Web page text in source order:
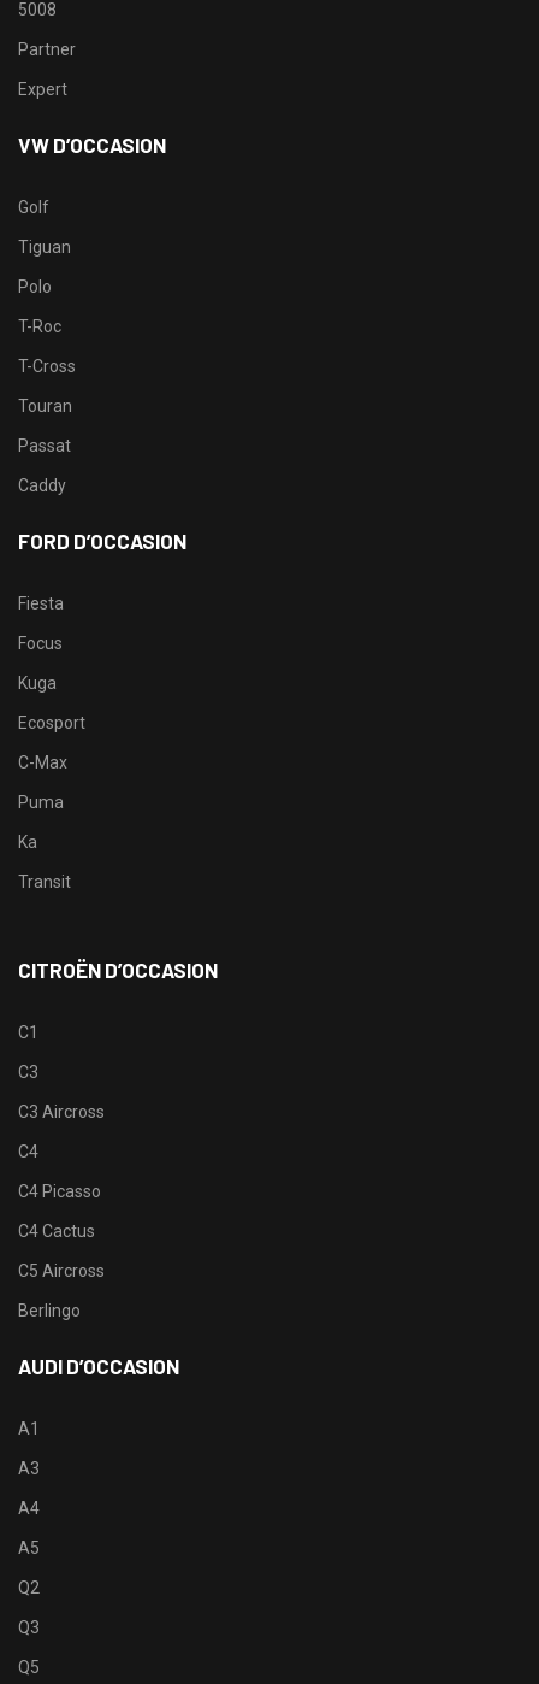
5008
Partner
Expert
VW D’OCCASION
Golf
Tiguan
Polo
T-Roc
T-Cross
Touran
Passat
Caddy
FORD D’OCCASION
Fiesta
Focus
Kuga
Ecosport
C-Max
Puma
Ka
Transit
CITROËN D’OCCASION
C1
C3
C3 Aircross
C4
C4 Picasso
C4 Cactus
C5 Aircross
Berlingo
AUDI D’OCCASION
A1
A3
A4
A5
Q2
Q3
Q5